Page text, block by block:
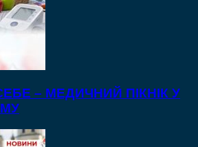
– МЕДИЧНИЙ ПІКНІК У